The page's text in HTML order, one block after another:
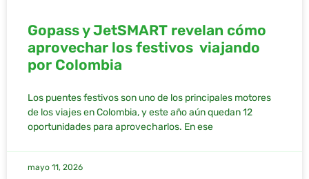
Gopass y JetSMART revelan cómo
aprovechar los festivos viajando
por Colombia
Los puentes festivos son uno de los principales motores
de los viajes en Colombia, y este año aún quedan 12
oportunidades para aprovecharlos. En ese
mayo 11, 2026